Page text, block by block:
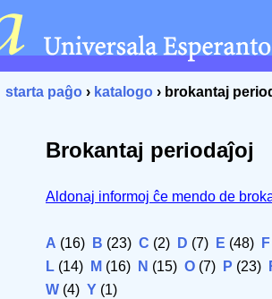
starta paĝo › katalogo › brokantaj
Brokantaj periodaĵoj
Aldonaj informoj ĉe mendo de
A (16) B (23) C (2) D (7) E (48) F
L (14) M (16) N (15) O (7) P (23)
W (4) Y (1)